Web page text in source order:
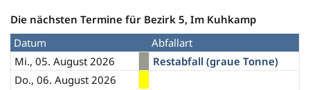
Die nächsten Termine für Bezirk 5, Im Kuhkamp
Datum
Abfallart
Mi., 05. August 2026
Restabfall (graue Tonne)
Do., 06. August 2026